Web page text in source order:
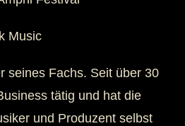
Music
seines Fachs. Seit über 30
tätig und hat die
und Produzent selbst